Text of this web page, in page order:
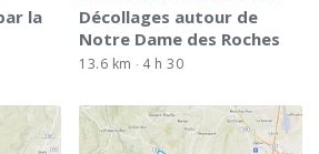
la
Décollages autour de
Notre Dame des Roches
13.6 km 4 h 30